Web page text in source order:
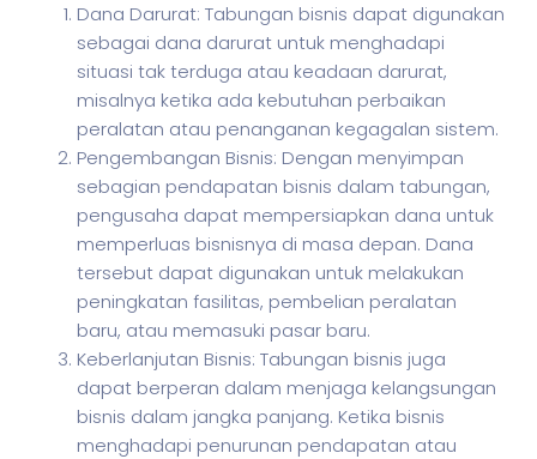
Dana Darurat: Tabungan bisnis dapat digunakan
sebagai dana darurat untuk menghadapi
situasi tak terduga atau keadaan darurat,
misalnya ketika ada kebutuhan perbaikan
peralatan atau penanganan kegagalan sistem.
Pengembangan Bisnis: Dengan menyimpan
sebagian pendapatan bisnis dalam tabungan,
pengusaha dapat mempersiapkan dana untuk
memperluas bisnisnya di masa depan. Dana
tersebut dapat digunakan untuk melakukan
peningkatan fasilitas, pembelian peralatan
baru, atau memasuki pasar baru.
Keberlanjutan Bisnis: Tabungan bisnis juga
dapat berperan dalam menjaga kelangsungan
bisnis dalam jangka panjang. Ketika bisnis
menghadapi penurunan pendapatan atau